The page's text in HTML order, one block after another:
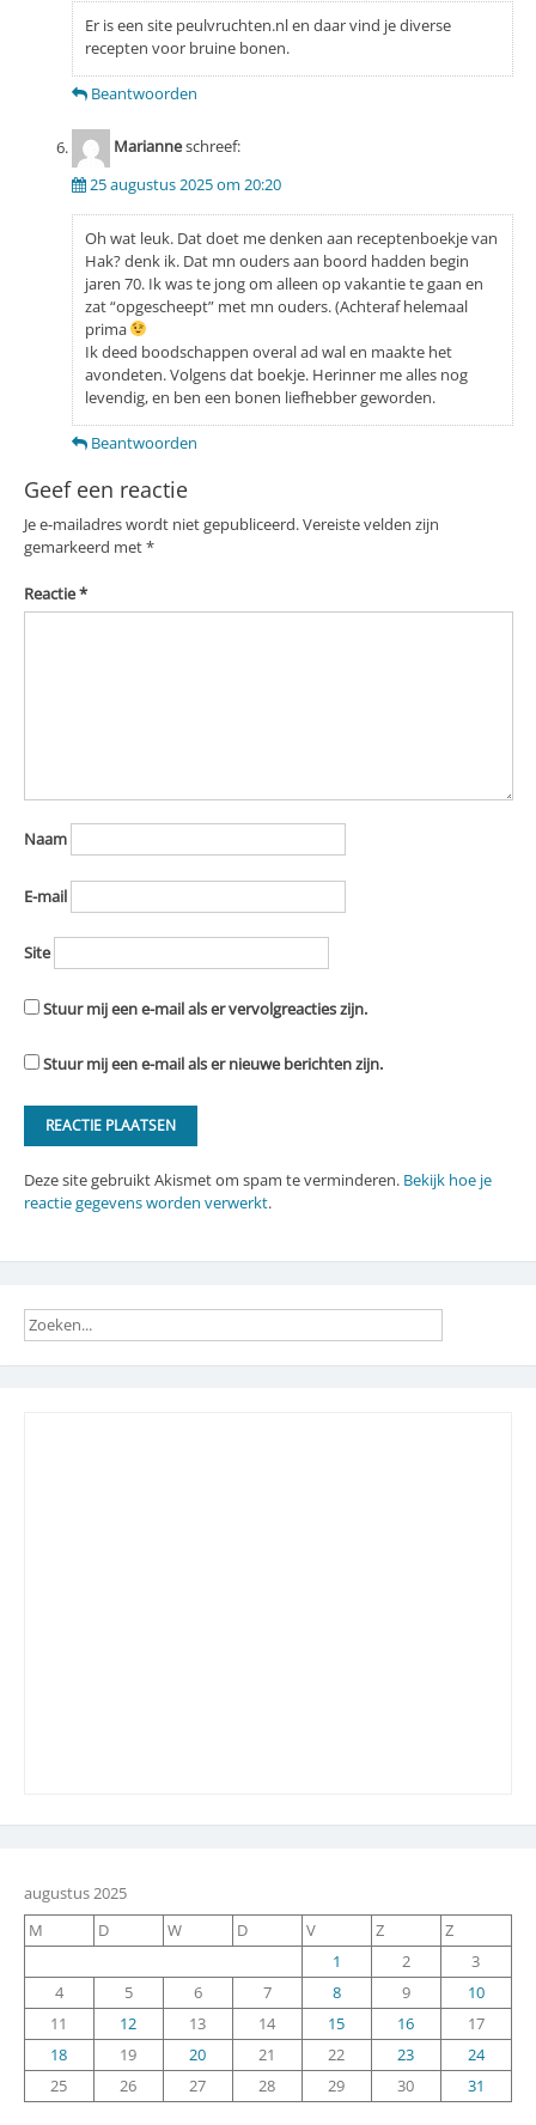
Er is een site peulvruchten.nl en daar vind je diverse
recepten voor bruine bonen.
Beantwoorden
Marianneschreef:
25 augustus 2025 om 20:20
Oh wat leuk. Dat doet me denken aan receptenboekje van
Hak? denk ik. Dat mn ouders aan boord hadden begin
jaren 70. Ik was te jong om alleen op vakantie te gaan en
zat “opgescheept” met mn ouders. (Achteraf helemaal
prima
Ik deed boodschappen overal ad wal en maakte het
avondeten. Volgens dat boekje. Herinner me alles nog
levendig, en ben een bonen liefhebber geworden.
Beantwoorden
Geef een reactie
Je e-mailadres wordt niet gepubliceerd.Vereiste velden zijn
gemarkeerd met*
Reactie*
Naam
E-mail
Site
Stuur mij een e-mail als er vervolgreacties zijn.
Stuur mij een e-mail als er nieuwe berichten zijn.
Deze site gebruikt Akismet om spam te verminderen. Bekijk hoe je
reactie gegevens worden verwerkt.
augustus 2025
M
D W D V Z
Z
1
2
3
4
5 6 7 8 9
10
11
12 13 14 15 16
17
18
19 20 21 22 23
24
25
26 27 28 29 30 31